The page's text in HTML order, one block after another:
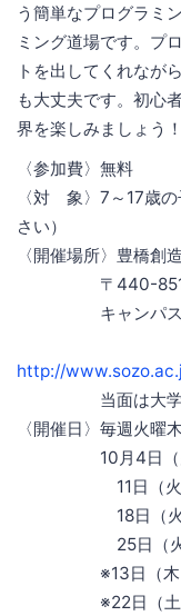
う簡単なプログラミ
ミング道場です。プ
トを出してくれなが
も大丈夫です。初心
界を楽しみましょう！
〈参加費〉無料
〈対 象〉7～17歳
さい）
〈開催場所〉豊橋
〒440-8512 愛
キャンパス
http://
当面は大学ゼミ
〈開催日〉毎週火曜
10月4日（火）
11日（火）、
18日（火
25日（火）、
※13日（木）は
※22日（土）、